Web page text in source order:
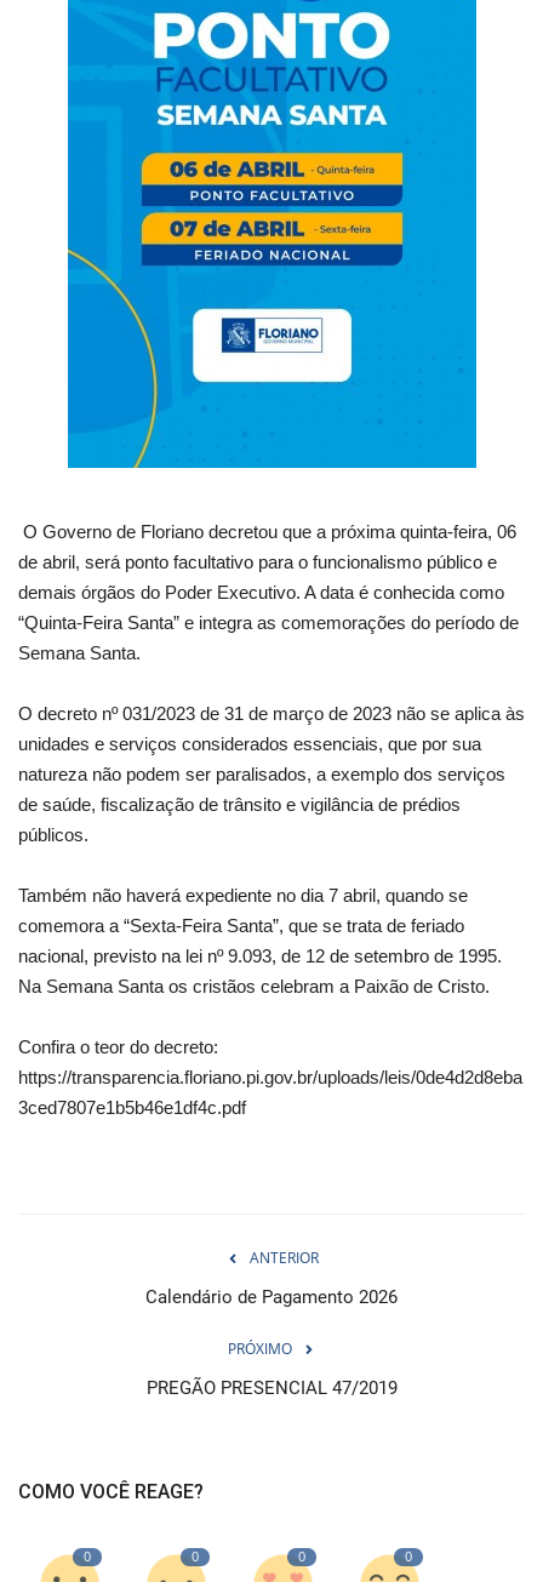
O Governo de Floriano decretou que a próxima quinta-feira, 06
de abril, será ponto facultativo para o funcionalismo público e
demais órgãos do Poder Executivo. A data é conhecida como
“Quinta-Feira Santa” e integra as comemorações do período de
Semana Santa.
O decreto nº 031/2023 de 31 de março de 2023 não se aplica às
unidades e serviços considerados essenciais, que por sua
natureza não podem ser paralisados, a exemplo dos serviços
de saúde, fiscalização de trânsito e vigilância de prédios
públicos.
Também não haverá expediente no dia 7 abril, quando se
comemora a “Sexta-Feira Santa”, que se trata de feriado
nacional, previsto na lei nº 9.093, de 12 de setembro de 1995.
Na Semana Santa os cristãos celebram a Paixão de Cristo.
Confira o teor do decreto:
https://transparencia.floriano.pi.gov.br/uploads/leis/0de4d2d8eba
3ced7807e1b5b46e1df4c.pdf
ANTERIOR
Calendário de Pagamento 2026
PRÓXIMO
PREGÃO PRESENCIAL 47/2019
COMO VOCÊ REAGE?
0 0 0 0